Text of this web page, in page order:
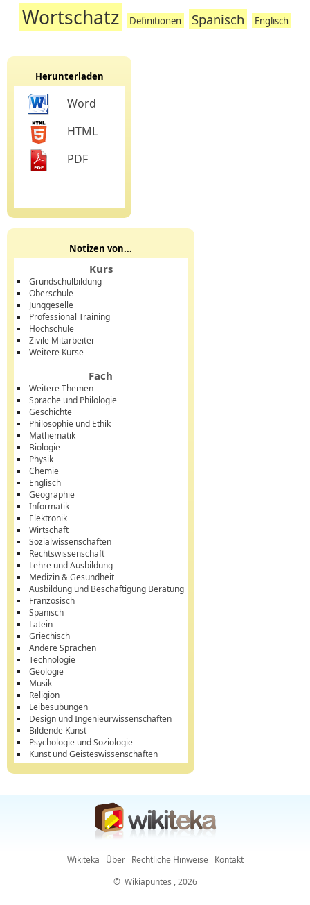
Wortschatz Definitionen Spanisch Englisch
Herunterladen
Word
HTML
PDF
Notizen von...
Kurs
Grundschulbildung
Oberschule
Junggeselle
Professional Training
Hochschule
Zivile Mitarbeiter
Weitere Kurse
Fach
Weitere Themen
Sprache und Philologie
Geschichte
Philosophie und Ethik
Mathematik
Biologie
Physik
Chemie
Englisch
Geographie
Informatik
Elektronik
Wirtschaft
Sozialwissenschaften
Rechtswissenschaft
Lehre und Ausbildung
Medizin & Gesundheit
Ausbildung und Beschäftigung Beratung
Französisch
Spanisch
Latein
Griechisch
Andere Sprachen
Technologie
Geologie
Musik
Religion
Leibesübungen
Design und Ingenieurwissenschaften
Bildende Kunst
Psychologie und Soziologie
Kunst und Geisteswissenschaften
Wikiteka Über Rechtliche Hinweise
Kontakt
© Wikiapuntes , 2026